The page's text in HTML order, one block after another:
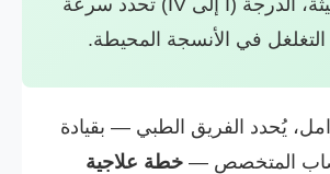
للأورام الخبيثة، الدرجة (I إلى IV) تحدد سرعة
التغلغل في الأنسجة المحيطة.
يُحدد الفريق الطبي — بقيادة
المتخصص — خطة علاجية